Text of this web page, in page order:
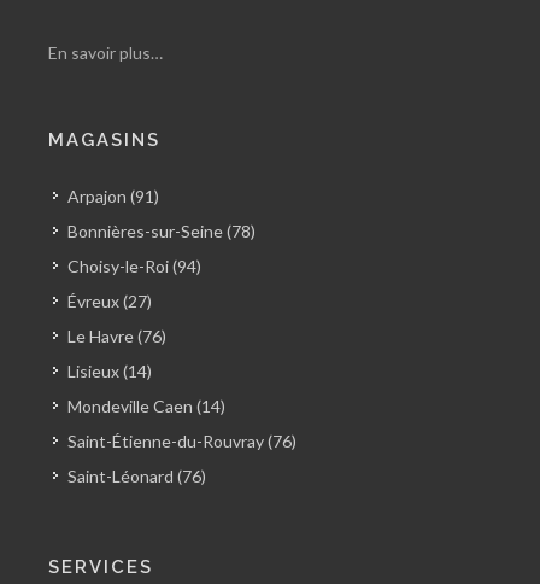
En savoir plus…
MAGASINS
Arpajon (91)
Bonnières-sur-Seine (78)
Choisy-le-Roi (94)
Évreux (27)
Le Havre (76)
Lisieux (14)
Mondeville Caen (14)
Saint-Étienne-du-Rouvray (76)
Saint-Léonard (76)
SERVICES